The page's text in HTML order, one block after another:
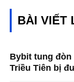
BÀI VIẾT
Bybit tung đòn
Triều Tiên bị